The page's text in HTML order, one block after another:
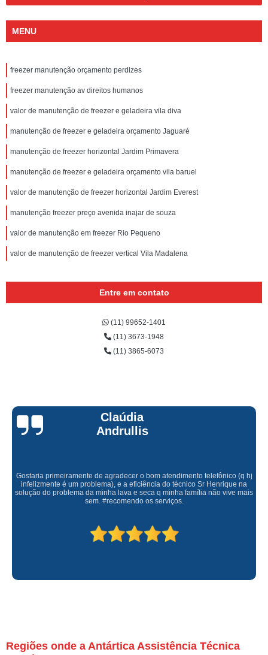
MENU
freezer manutenção orçamento perdizes
freezer manutenção av direitos humanos
valor de manutenção de freezer e geladeira vila diva
manutenção de freezer e geladeira orçamento Jaguaré
manutenção de freezer horizontal Jardim Primavera
manutenção de freezer e geladeira orçamento vila baruel
valor de manutenção de freezer horizontal Jardim Everest
manutenção freezer preço avenida inajar de souza
valor de manutenção em freezer Rio Pequeno
valor de manutenção de freezer vertical Vila Madalena
Entre em contato
(11) 99652-1401
(11) 3673-1948
(11) 3865-6073
Claúdia
Andrullis
Gostaria primeiramente de agradecer o bom atendimento telefônico (q hj
infelizmente é um problema), e a eficiência do técnico Sr Henrique na
solução do problema da minha lava e seca q minha família não vive mais
sem. #recomendo os serviços.
Regiões onde a Antártica Assistência Técnica